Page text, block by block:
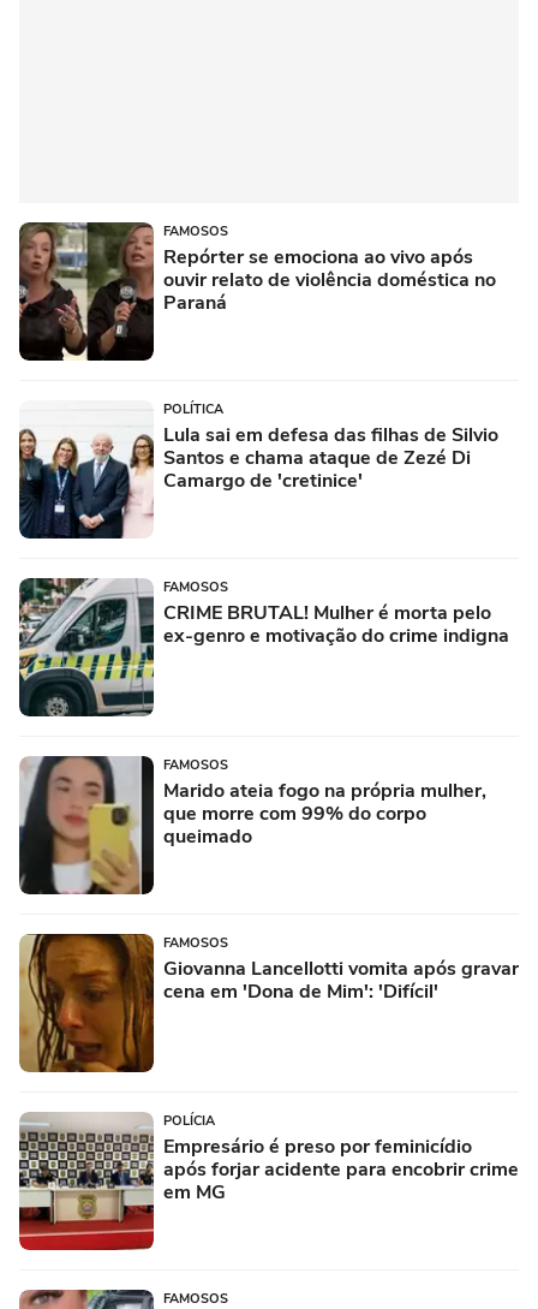
FAMOSOS
Repórter se emociona ao vivo após
ouvir relato de violência doméstica no
Paraná
POLÍTICA
Lula sai em defesa das filhas de Silvio
Santos e chama ataque de Zezé Di
Camargo de 'cretinice'
FAMOSOS
CRIME BRUTAL! Mulher é morta pelo
ex-genro e motivação do crime indigna
FAMOSOS
Marido ateia fogo na própria mulher,
que morre com 99% do corpo
queimado
FAMOSOS
Giovanna Lancellotti vomita após gravar
cena em 'Dona de Mim': 'Difícil'
POLÍCIA
Empresário é preso por feminicídio
após forjar acidente para encobrir crime
em MG
FAMOSOS